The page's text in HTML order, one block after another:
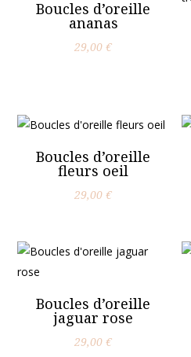
Boucles d’oreille
ananas
29,00€
Boucles d’oreille
fleurs oeil
29,00€
Boucles d’oreille
jaguar rose
29,00€